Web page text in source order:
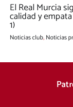
El Real Murcia
calidad y
1)
Noticias club,Noticias